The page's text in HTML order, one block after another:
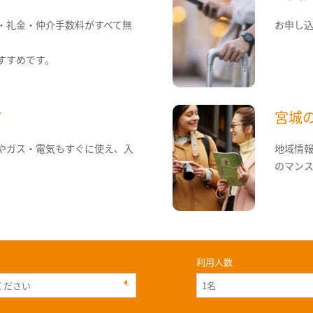
礼金・仲介手数料がすべて無
めです。
お申し
ガス・電気もすぐに使え、入
宮城
地域情
のマン
利用人数